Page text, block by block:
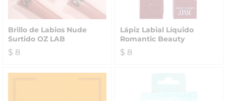
Brillo de Labios Nude
Surtido OZ LAB
$ 8
Lápiz Labial Líquido
Romantic Beauty
$ 8